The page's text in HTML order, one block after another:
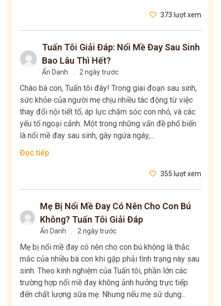
373 lượt xem
Tuấn Tôi Giải Đáp: Nổi Mề Đay Sau Sinh
Bao Lâu Thì Hết?
Ẩn Danh 2 ngày trước
Chào bà con, Tuấn tôi đây! Trong giai đoạn sau sinh,
sức khỏe của người mẹ chịu nhiều tác động từ việc
thay đổi nội tiết tố, áp lực chăm sóc con nhỏ, và các
yếu tố ngoại cảnh. Một trong những vấn đề phổ biến
là nổi mề đay sau sinh, gây ngứa ngáy,...
Đọc tiếp
355 lượt xem
Mẹ Bị Nổi Mề Đay Có Nên Cho Con Bú
Không? Tuấn Tôi Giải Đáp
Ẩn Danh 2 ngày trước
Mẹ bị nổi mề đay có nên cho con bú không là thắc
mắc của nhiều bà con khi gặp phải tình trạng này sau
sinh. Theo kinh nghiệm của Tuấn tôi, phần lớn các
trường hợp nổi mề đay không ảnh hưởng trực tiếp
đến chất lượng sữa mẹ. Nhưng nếu mẹ sử dụng...